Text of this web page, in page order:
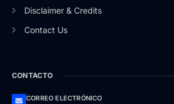
Disclaimer & Credits
Contact Us
CONTACTO
CORREO ELECTRÓNICO